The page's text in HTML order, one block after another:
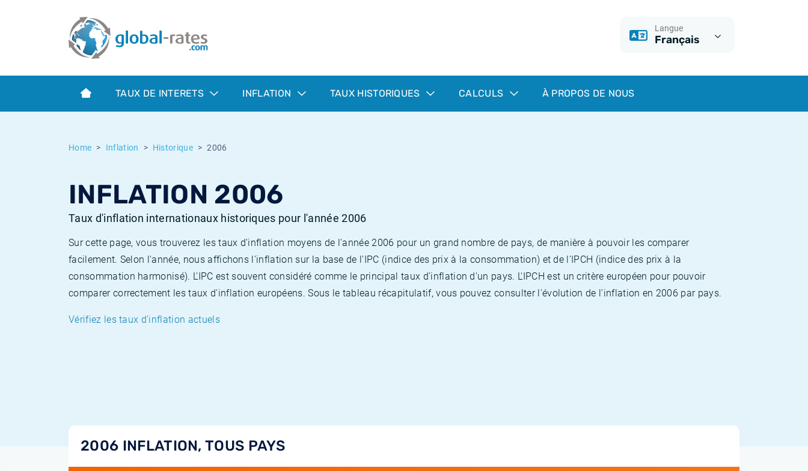
Langue
Français
TAUX DE INTERETS INFLATION TAUX HISTORIQUES CALCULS À PROPOS DE NOUS
Home Inflation Historique 2006
INFLATION 2006
Taux d'inflation internationaux historiques pour l'année 2006
Sur cette page, vous trouverez les taux d'inflation moyens de l'année 2006 pour un grand nombre de pays, de manière à pouvoir les comparer
facilement. Selon l'année, nous affichons l'inflation sur la base de l'IPC (indice des prix à la consommation) et de l'IPCH (indice des prix à la
consommation harmonisé). L'IPC est souvent considéré comme le principal taux d'inflation d'un pays. L'IPCH est un critère européen pour pouvoir
comparer correctement les taux d'inflation européens. Sous le tableau récapitulatif, vous pouvez consulter l'évolution de l'inflation en 2006 par pays.
Vérifiez les taux d'inflation actuels
2006 INFLATION, TOUS PAYS
Term SOFR
Qu'est-ce que l'inflation IPC?
Qu'est-ce que l'inflation IPCH?
Taux Euribor historiques
Taux ESTER historiques
Taux d'inflation historiques
Calculateur d’inflation